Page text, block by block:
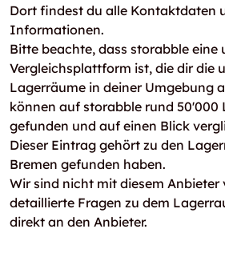
Dort findest du alle Kontaktdaten
Informationen.
Bitte beachte, dass storabble eine
Vergleichsplattform ist, die dir die
Lagerräume in deiner Umgebung
können auf storabble rund 50'000
gefunden und auf einen Blick
Dieser Eintrag gehört zu den
Bremen gefunden haben.
Wir sind nicht mit diesem Anbieter
detaillierte Fragen zu dem
direkt an den Anbieter.